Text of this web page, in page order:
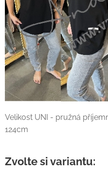
Velikost UNI - pružná
124cm
Zvolte si variantu: